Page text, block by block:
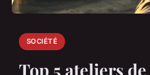
SOCIÉTÉ
Top 5 ateliers